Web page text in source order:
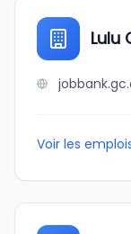
Lulu
Voir les